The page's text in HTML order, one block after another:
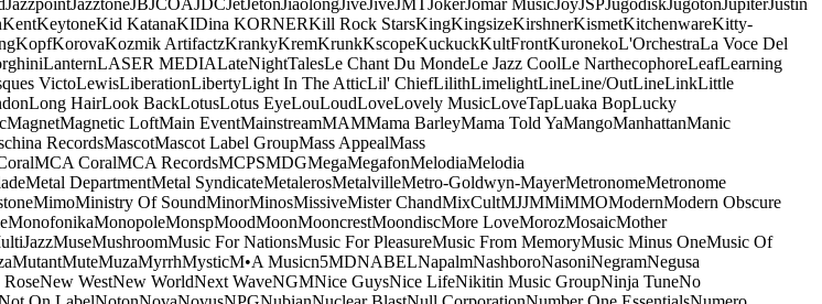
JazzpointJazztoneJBJCOAJDCJetJetonJiaolongJiveJiveJMTJokerJomar MusicJoyJSPJugodiskJugotonJupiterJustin
KentKeytoneKid KatanaKIDina KORNERKill Rock StarsKingKingsizeKirshnerKismetKitchenwareKitty-
KopfKorovaKozmik ArtifactzKrankyKremKrunkKscopeKuckuckKultFrontKuronekoL'OrchestraLa Voce Del
LanternLASER MEDIALateNightTalesLe Chant Du MondeLe Jazz CoolLe NarthecophoreLeafLearning
VictoLewisLiberationLibertyLight In The AtticLil' ChiefLilithLimelightLineLine/OutLineLinkLittle
Long HairLook BackLotusLotus EyeLouLoudLoveLovely MusicLoveTapLuaka BopLucky
MagnetMagnetic LoftMain EventMainstreamMAMMama BarleyMama Told YaMangoManhattanManic
RecordsMascotMascot Label GroupMass AppealMass
MCA CoralMCA RecordsMCPSMDGMegaMegafonMelodiaMelodia
Metal DepartmentMetal SyndicateMetalerosMetalvilleMetro-Goldwyn-MayerMetronomeMetronome
MimoMinistry Of SoundMinorMinosMissiveMister ChandMixCultMJJMMiMMOModernModern Obscure
MonofonikaMonopoleMonspMoodMoonMooncrestMoondiscMore LoveMorozMosaicMother
MuseMushroomMusic For NationsMusic For PleasureMusic From MemoryMusic Minus OneMusic Of
MutantMuteMuzaMyrrhMysticM•A Musicn5MDNABELNapalmNashboroNasoniNegramNegusa
New WestNew WorldNext WaveNGMNice GuysNice LifeNikitin Music GroupNinja TuneNo